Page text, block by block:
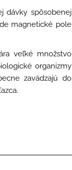
dávky spôsobenej
magnetické pole
veľké množstvo
organizmy
zavádzajú do